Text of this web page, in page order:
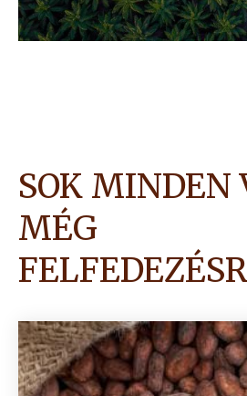
SOK MINDEN
MÉG